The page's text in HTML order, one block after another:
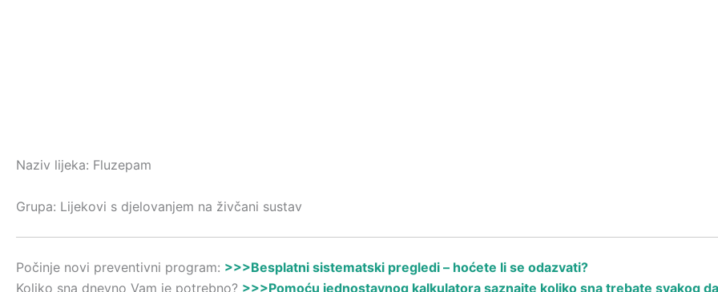
Naziv lijeka: Fluzepam
Grupa: Lijekovi s djelovanjem na živčani sustav
Počinje novi preventivni program: >>>Besplatni sistematski pregledi – hoćete li se odazvati?
Koliko sna dnevno Vam je potrebno? >>>Pomoću jednostavnog kalkulatora saznajte koliko sna trebate svakog